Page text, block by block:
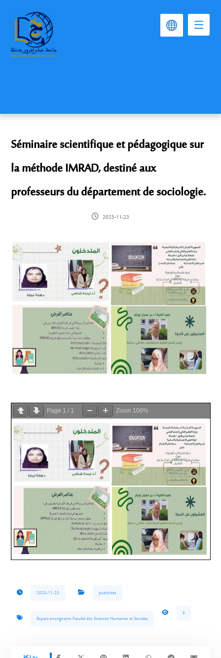
Séminaire scientifique et pédagogique sur
la méthode IMRAD, destiné aux
professeurs du département de sociologie.
2025-11-23
Page 1 / 1 Zoom 100%
2025-11-23 publicités
Espace enseignants Faculté des Sciences Humaines et Sociales
5